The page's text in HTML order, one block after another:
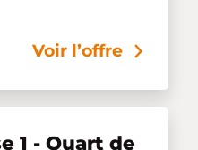
Voir l’offre
1 - Quart de